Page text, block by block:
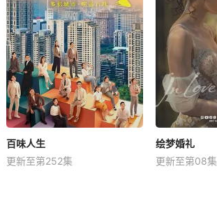
百味人生
更新至第252集
绘梦婚礼
更新至第08集